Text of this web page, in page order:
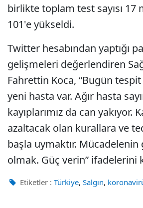
birlikte toplam test sayısı 17
101'e yükseldi.
Twitter hesabından yaptığı
gelişmeleri değerlendiren
Fahrettin Koca, “Bugün
yeni hasta var. Ağır hasta
kayıplarımız da can yakıyor.
azaltacak olan kurallara ve
başla uymaktır.
olmak. Güç verin” ifadelerini
Etiketler : Türkiye, Salgın,